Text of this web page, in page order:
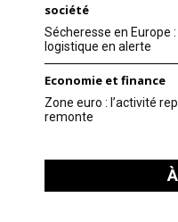
société
Sécheresse en Europe
logistique en alerte
Economie et finance
Zone euro : l’activité
remonte